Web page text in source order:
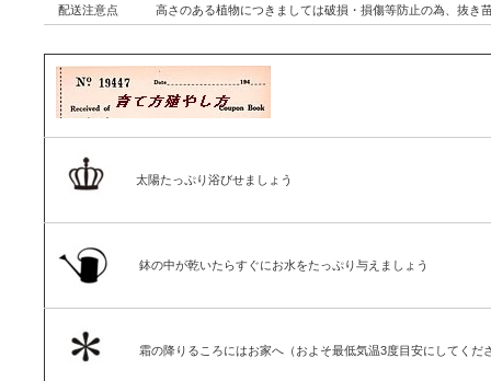
配送注意点 高さのある植物につきましては破損・損傷等防止の為、抜き
太陽たっぷり浴びせましょう
鉢の中が乾いたらすぐにお水をたっぷり与えましょう
霜の降りるころにはお家へ（およそ最低気温3度目安にしてくだ